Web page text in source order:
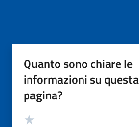
Quanto sono chiare le
informazioni su questa
pagina?
Valutazione